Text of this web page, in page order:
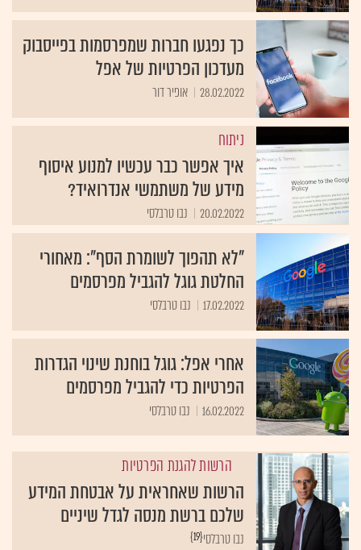
כך נפגעו חברות שמפרסמות בפייסבוק
מעדכון הפרטיות של אפל
28.02.2022 אופיר דור
ניתוח
איך אפשר כבר עכשיו למנוע איסוף
מידע של משתמשי אנדרואיד?
20.02.2022 נבו טרבלסי
"לא תהפוך לשומרת הסף": מאחורי
החלטת גוגל להגביל מפרסמים
17.02.2022 נבו טרבלסי
אחרי אפל: גוגל בוחנת שינוי הגדרות
הפרטיות כדי להגביל מפרסמים
16.02.2022 נבו טרבלסי
הרשות להגנת הפרטיות
הרשות שאחראית על אבטחת המידע
שלכם ברשת מנסה לגדל שיניים
{19}נבו טרבלסי